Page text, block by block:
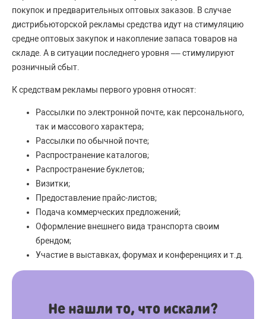
покупок и предварительных оптовых заказов. В случае
дистрибьюторской рекламы средства идут на стимуляцию
средне оптовых закупок и накопление запаса товаров на
складе. А в ситуации последнего уровня –– стимулируют
розничный сбыт.
К средствам рекламы первого уровня относят:
Рассылки по электронной почте, как персонального,
так и массового характера;
Рассылки по обычной почте;
Распространение каталогов;
Распространение буклетов;
Визитки;
Предоставление прайс-листов;
Подача коммерческих предложений;
Оформление внешнего вида транспорта своим
брендом;
Участие в выставках, форумах и конференциях и т.д.
Не нашли то, что искали?